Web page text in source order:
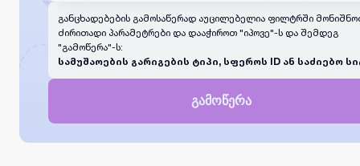
განცხადებების გამოსაწერად აუცილებელია ფილტრში
ძირითადი პარამეტრები და დააჭიროთ "იპოვე"-ს და შემდეგ
"გამოწერა"-ს:
სამუშაოების გარიგების ტიპი, სფეროს ID ან საძიებო
გამოწერა